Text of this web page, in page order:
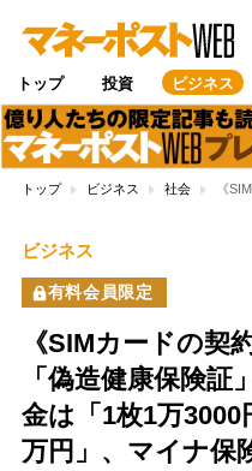
トップ 投資 ビジネス
トップ ビジネス 社会 《
ビジネス
有料会員限定
《SIMカードの契
「偽造健康保険証
金は「1枚1万
万円」、マイナ保